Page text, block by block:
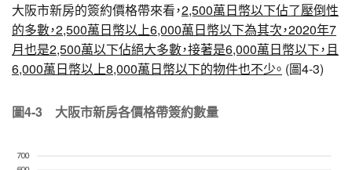
大阪市新房的簽約價格帶來看，2,500萬日幣以下佔了壓倒性
的多數，2,500萬日幣以上6,000萬日幣以下為其次，2020年7
月也是2,500萬以下佔絕大多數，接著是6,000萬日幣以下，且
6,000萬日幣以上8,000萬日幣以下的物件也不少。 (圖4-3)
圖4-3 大阪市新房各價格帶簽約數量